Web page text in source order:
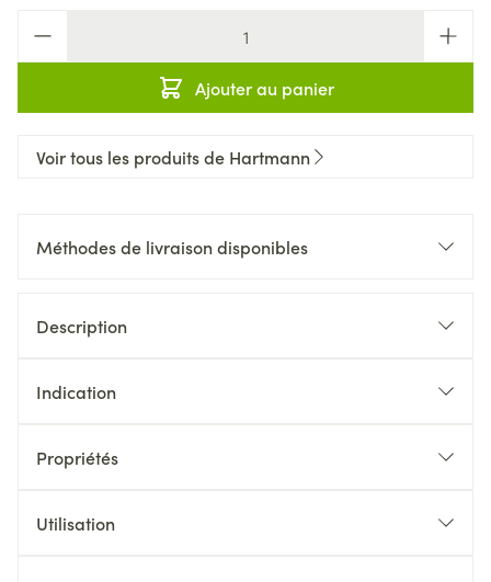
Ajouter au panier
Voir tous les produits de Hartmann
Méthodes de livraison disponibles
Description
Indication
Propriétés
Utilisation